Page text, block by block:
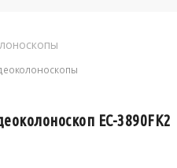
EC-3890FK2